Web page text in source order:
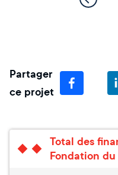
Partager
ce projet
Total des
Fondation